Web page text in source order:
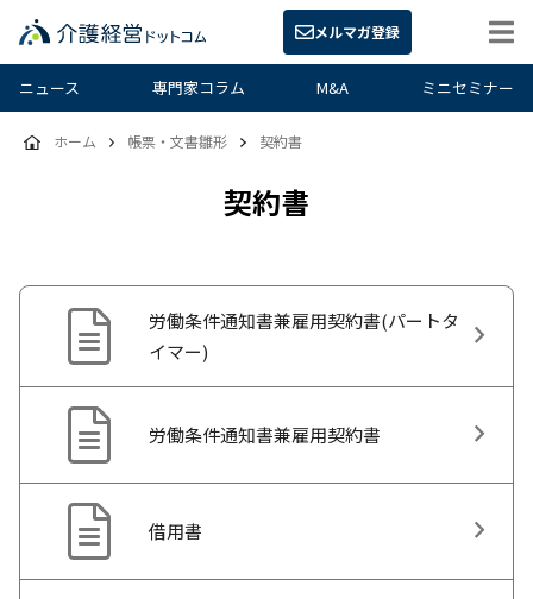
メルマガ登録
ニュース 専門家コラム M&A ミニセミナー
契約書
ホーム 帳票・文書雛形 契約書
労働条件通知書兼雇用契約書(パートタ
イマー)
労働条件通知書兼雇用契約書
借用書